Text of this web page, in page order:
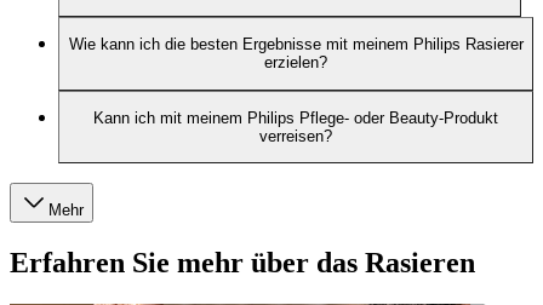
Wie kann ich die besten Ergebnisse mit meinem Philips Rasierer
erzielen?
Kann ich mit meinem Philips Pflege- oder Beauty-Produkt
verreisen?
Mehr
Erfahren Sie mehr über das Rasieren